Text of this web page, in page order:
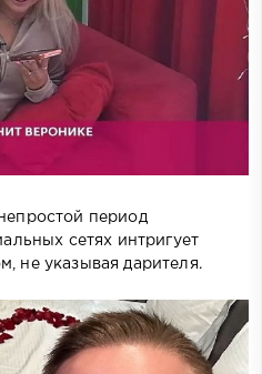
период
сетях интригует
не указывая дарителя.